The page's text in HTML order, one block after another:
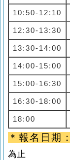
10:50-12:10
12:30-13:30
13:30-14:00
14:00-15:00
15:00-16:30
16:30-18:00
18:00
＊報名日期：
為止